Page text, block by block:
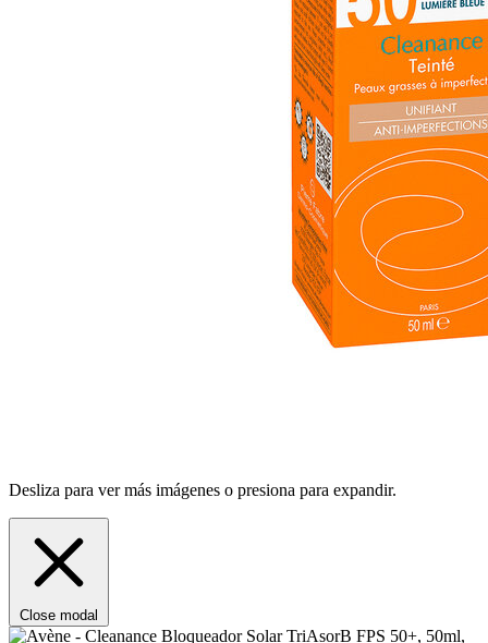
Desliza para ver más imágenes o presiona para expandir.
Close modal